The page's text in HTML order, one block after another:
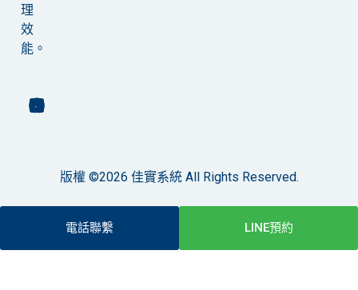
理
效
能。
版權 ©2026 佳實系統 All Rights Reserved.
電話聯繫 LINE預約